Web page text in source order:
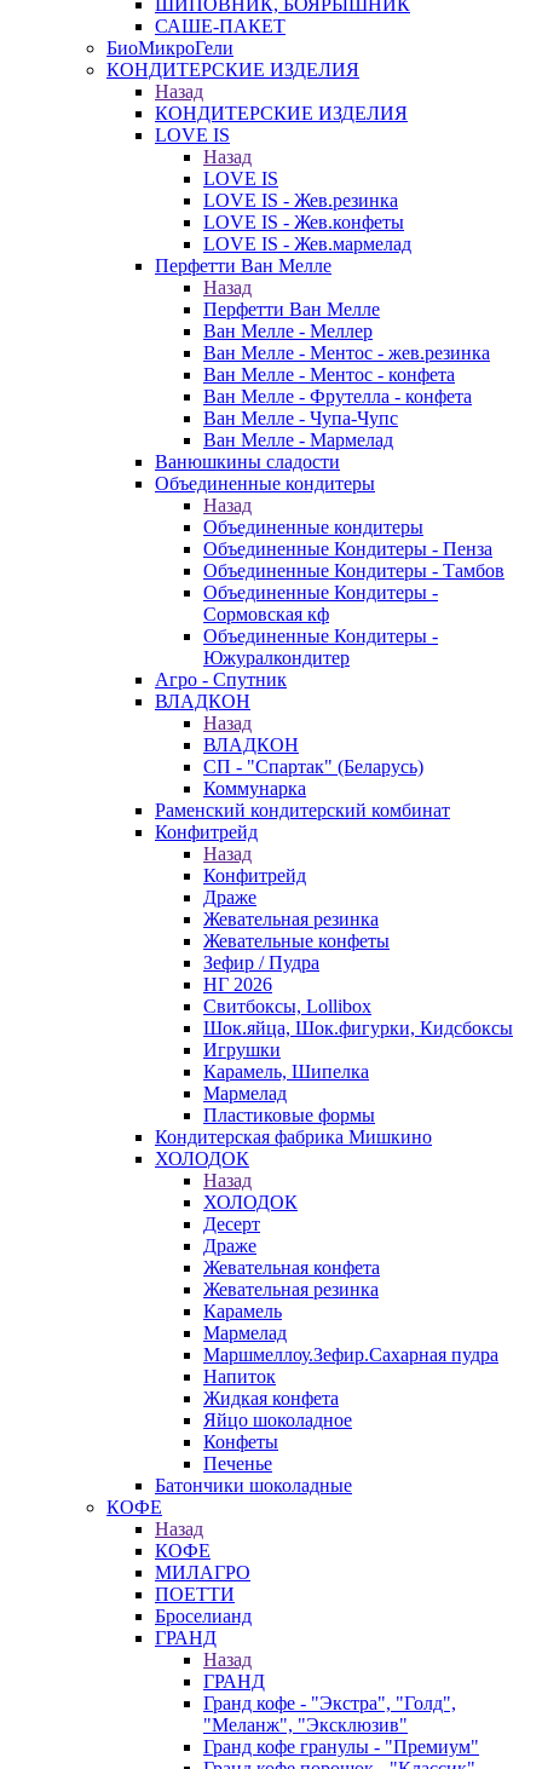
ШИПОВНИК, БОЯРЫШНИК
САШЕ-ПАКЕТ
БиоМикроГели
КОНДИТЕРСКИЕ ИЗДЕЛИЯ
Назад
КОНДИТЕРСКИЕ ИЗДЕЛИЯ
LOVE IS
Назад
LOVE IS
LOVE IS - Жев.резинка
LOVE IS - Жев.конфеты
LOVE IS - Жев.мармелад
Перфетти Ван Мелле
Назад
Перфетти Ван Мелле
Ван Мелле - Меллер
Ван Мелле - Ментос - жев.резинка
Ван Мелле - Ментос - конфета
Ван Мелле - Фрутелла - конфета
Ван Мелле - Чупа-Чупс
Ван Мелле - Мармелад
Ванюшкины сладости
Объединенные кондитеры
Назад
Объединенные кондитеры
Объединенные Кондитеры - Пенза
Объединенные Кондитеры - Тамбов
Объединенные Кондитеры -
Сормовская кф
Объединенные Кондитеры -
Южуралкондитер
Агро - Спутник
ВЛАДКОН
Назад
ВЛАДКОН
СП - "Спартак" (Беларусь)
Коммунарка
Раменский кондитерский комбинат
Конфитрейд
Назад
Конфитрейд
Драже
Жевательная резинка
Жевательные конфеты
Зефир / Пудра
НГ 2026
Свитбоксы, Lollibox
Шок.яйца, Шок.фигурки, Кидсбоксы
Игрушки
Карамель, Шипелка
Мармелад
Пластиковые формы
Кондитерская фабрика Мишкино
ХОЛОДОК
Назад
ХОЛОДОК
Десерт
Драже
Жевательная конфета
Жевательная резинка
Карамель
Мармелад
Маршмеллоу.Зефир.Сахарная пудра
Напиток
Жидкая конфета
Яйцо шоколадное
Конфеты
Печенье
Батончики шоколадные
КОФЕ
Назад
КОФЕ
МИЛАГРО
ПОЕТТИ
Броселианд
ГРАНД
Назад
ГРАНД
Гранд кофе - "Экстра", "Голд",
"Меланж", "Эксклюзив"
Гранд кофе гранулы - "Премиум"